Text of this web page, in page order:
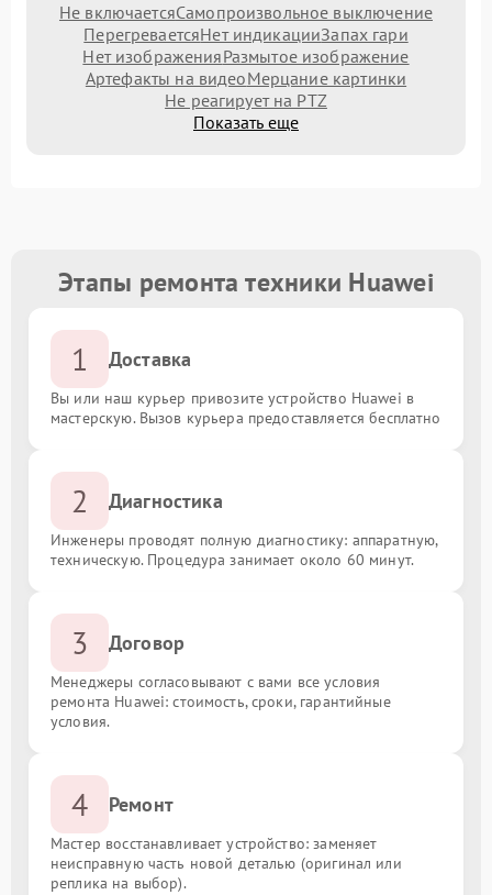
Не включаетсяСамопроизвольное выключение
ПерегреваетсяНет индикацииЗапах гари
Нет изображенияРазмытое изображение
Артефакты на видеоМерцание картинки
Не реагирует на PTZ
Показать еще
Этапы ремонта техники Huawei
1 Доставка
Вы или наш курьер привозите устройство Huawei в
мастерскую. Вызов курьера предоставляется бесплатно
2 Диагностика
Инженеры проводят полную диагностику: аппаратную,
техническую. Процедура занимает около 60 минут.
3 Договор
Менеджеры согласовывают с вами все условия
ремонта Huawei: стоимость, сроки, гарантийные
условия.
4 Ремонт
Мастер восстанавливает устройство: заменяет
неисправную часть новой деталью (оригинал или
реплика на выбор).